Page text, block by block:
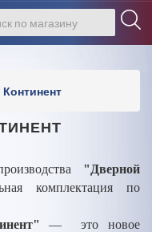
"Дверной
комплектация по
— это новое